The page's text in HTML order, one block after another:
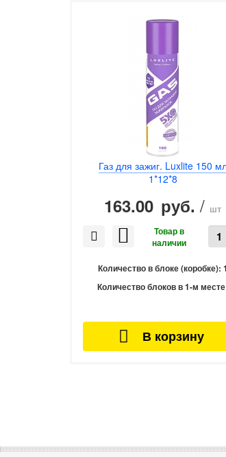
Газ для зажиг. Luxlite 150
1*12*8
163.00 руб. / шт
Количество в блоке (коробке): 1
Количество блоков в 1-м